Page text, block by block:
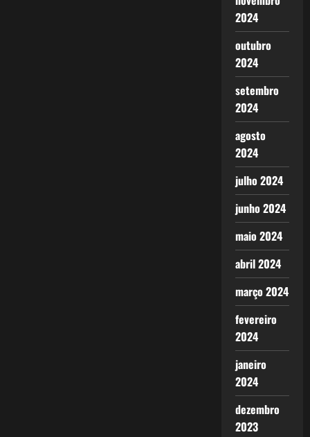
2024
outubro
2024
setembro
2024
agosto
2024
julho 2024
junho 2024
maio 2024
abril 2024
março 2024
fevereiro
2024
janeiro
2024
dezembro
2023